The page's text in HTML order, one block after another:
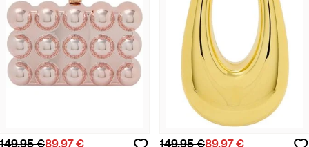
149,95 €89,97 € 149,95 €89,97 €